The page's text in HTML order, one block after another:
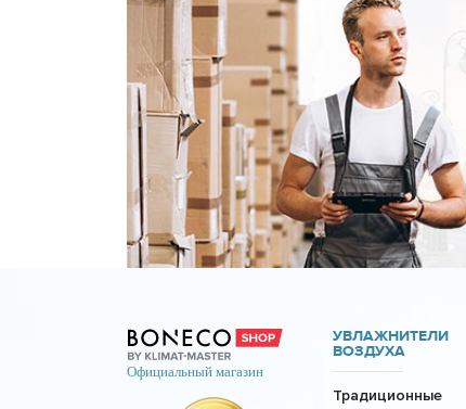
УВЛАЖНИТЕЛИ
ВОЗДУХА
Традиционные